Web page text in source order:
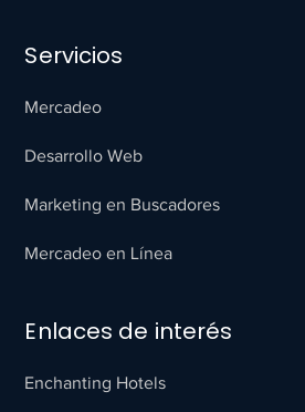
Servicios
Mercadeo
Desarrollo Web
Marketing en Buscadores
Mercadeo en Línea
Enlaces de interés
Enchanting Hotels